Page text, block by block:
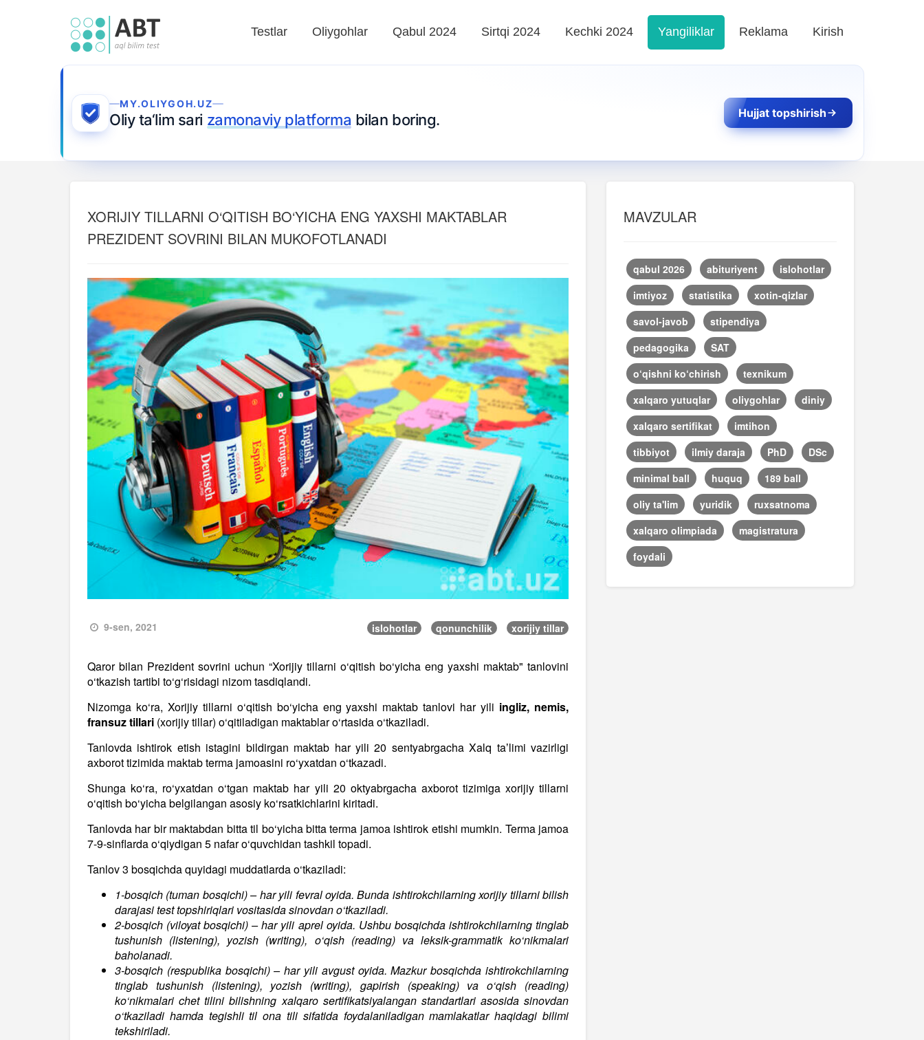
Testlar Oliygohlar Qabul 2024 Sirtqi 2024 Kechki 2024 Yangiliklar Reklama Kirish
MY.OLIYGOH.UZ
Oliy ta‘lim sari zamonaviy platforma bilan boring. Hujjat topshirish
XORIJIY TILLARNI O‘QITISH BO‘YICHA ENG YAXSHI MAKTABLAR
PREZIDENT SOVRINI BILAN MUKOFOTLANADI
9-sen, 2021 islohotlar qonunchilik xorijiy tillar
Qaror bilan Prezident sovrini uchun “Xorijiy tillarni o‘qitish bo‘yicha eng yaxshi maktab" tanlovini
o‘tkazish tartibi to‘g‘risidagi nizom tasdiqlandi.
Nizomga ko‘ra, Xorijiy tillarni o‘qitish bo‘yicha eng yaxshi maktab tanlovi har yili ingliz, nemis,
fransuz tillari (xorijiy tillar) o‘qitiladigan maktablar o‘rtasida o‘tkaziladi.
Tanlovda ishtirok etish istagini bildirgan maktab har yili 20 sentyabrgacha Xalq taʼlimi vazirligi
axborot tizimida maktab terma jamoasini ro‘yxatdan o‘tkazadi.
Shunga ko‘ra, ro‘yxatdan o‘tgan maktab har yili 20 oktyabrgacha axborot tizimiga xorijiy tillarni
o‘qitish bo‘yicha belgilangan asosiy ko‘rsatkichlarini kiritadi.
Tanlovda har bir maktabdan bitta til bo‘yicha bitta terma jamoa ishtirok etishi mumkin. Terma jamoa
7-9-sinflarda o‘qiydigan 5 nafar o‘quvchidan tashkil topadi.
Tanlov 3 bosqichda quyidagi muddatlarda o‘tkaziladi:
1-bosqich (tuman bosqichi) – har yili fevral oyida. Bunda ishtirokchilarning xorijiy tillarni bilish
darajasi test topshiriqlari vositasida sinovdan o‘tkaziladi.
2-bosqich (viloyat bosqichi) – har yili aprel oyida. Ushbu bosqichda ishtirokchilarning tinglab
tushunish (listening), yozish (writing), o‘qish (reading) va leksik-grammatik ko‘nikmalari
baholanadi.
3-bosqich (respublika bosqichi) – har yili avgust oyida. Mazkur bosqichda ishtirokchilarning
tinglab tushunish (listening), yozish (writing), gapirish (speaking) va o‘qish (reading)
ko‘nikmalari chet tilini bilishning xalqaro sertifikatsiyalangan standartlari asosida sinovdan
o‘tkaziladi hamda tegishli til ona tili sifatida foydalaniladigan mamlakatlar haqidagi bilimi
tekshiriladi.
MAVZULAR
qabul 2026 abituriyent
islohotlar
imtiyoz
statistika
xotin-qizlar
savol-javob
stipendiya
pedagogika
SAT
o‘qishni ko‘chirish
texnikum
xalqaro yutuqlar
oliygohlar
diniy
xalqaro sertifikat
imtihon
tibbiyot
ilmiy daraja PhD
DSc
minimal ball
huquq
189 ball
oliy ta'lim
yuridik
ruxsatnoma
xalqaro olimpiada
magistratura
foydali